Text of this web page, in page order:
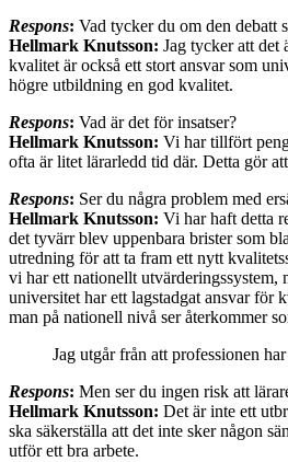
Respons: Vad tycker du om den debatt
Hellmark Knutsson: Jag tycker att det
kvalitet är också ett stort ansvar som
högre utbildning en god kvalitet.
Respons: Vad är det för insatser?
Hellmark Knutsson: Vi har tillfört
ofta är litet lärarledd tid där. Detta gör
Respons: Ser du några problem med
Hellmark Knutsson: Vi har haft detta
det tyvärr blev uppenbara brister som
utredning för att ta fram ett nytt
vi har ett nationellt utvärderingssystem,
universitet har ett lagstadgat ansvar för
man på nationell nivå ser återkommer
Jag utgår från att professionen
Respons: Men ser du ingen risk att
Hellmark Knutsson: Det är inte ett
ska säkerställa att det inte sker någon
utför ett bra arbete.